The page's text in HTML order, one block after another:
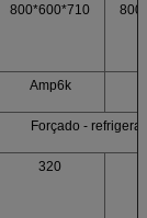
800*600*710
Amp6k
Forçado -
320